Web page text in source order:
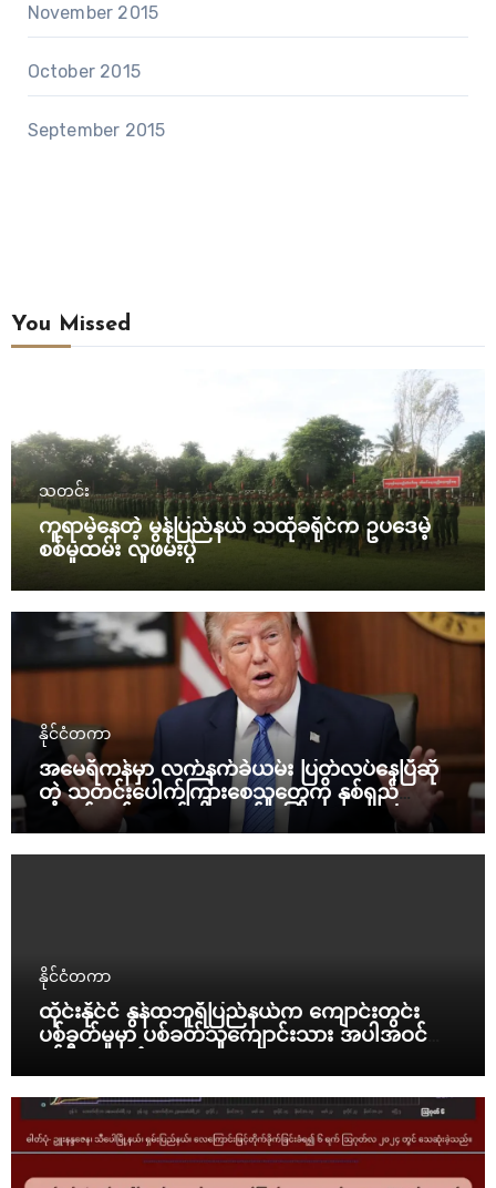
November 2015
October 2015
September 2015
You Missed
သတင်း
ကူရာမဲ့နေတဲ့ မွန်ပြည်နယ် သထုံခရိုင်က ဥပဒေမဲ့
စစ်မှုထမ်း လူဖမ်းပွဲ
နိုင်ငံတကာ
အမေရိကန်မှာ လက်နက်ခဲယမ်း ပြတ်လပ်နေပြီဆို
တဲ့ သတင်းပေါက်ကြားစေသူတွေကို နှစ်ရှည်
ထောင်ဒဏ်ချမယ်လို့ ထရန့် ပြော
နိုင်ငံတကာ
ထိုင်းနိုင်ငံ နွန်ထဘူရီပြည်နယ်က ကျောင်းတွင်း
ပစ်ခတ်မှုမှာ ပစ်ခတ်သူကျောင်းသား အပါအဝင်